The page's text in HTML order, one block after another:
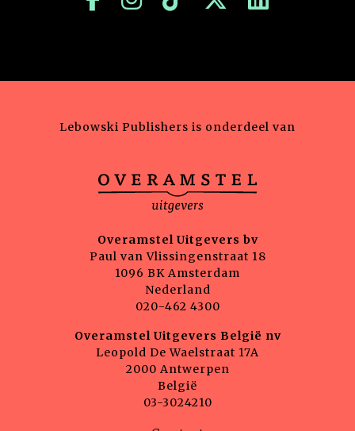
Lebowski Publishers is onderdeel van
Overamstel Uitgevers bv
Paul van Vlissingenstraat 18
1096 BK Amsterdam
Nederland
020-462 4300
Overamstel Uitgevers België nv
Leopold De Waelstraat 17A
2000 Antwerpen
België
03-3024210